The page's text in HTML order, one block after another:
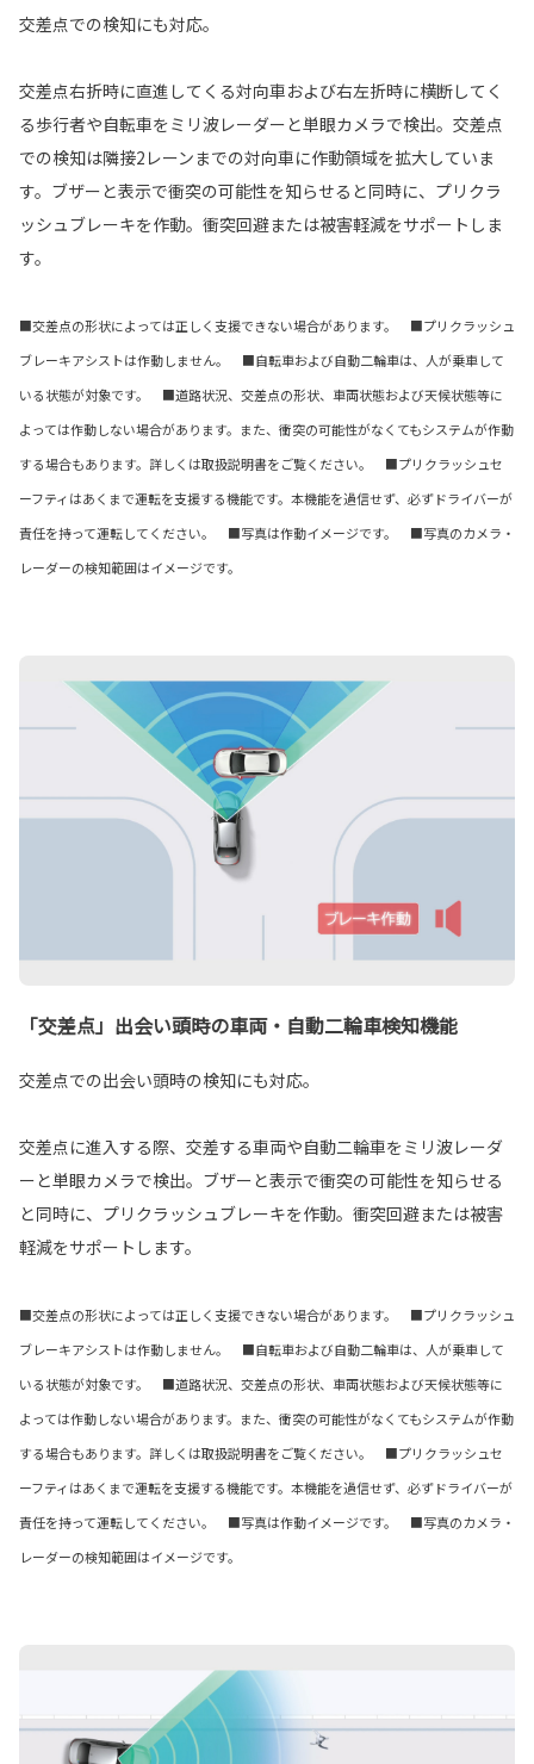
交差点での検知にも対応。
交差点右折時に直進してくる対向車および右左折時に横断してく
る歩行者や自転車をミリ波レーダーと単眼カメラで検出。交差点
での検知は隣接2レーンまでの対向車に作動領域を拡大していま
す。ブザーと表示で衝突の可能性を知らせると同時に、プリクラ
ッシュブレーキを作動。衝突回避または被害軽減をサポートしま
す。
■交差点の形状によっては正しく支援できない場合があります。 ■プリクラッシュ
ブレーキアシストは作動しません。 ■自転車および自動二輪車は、人が乗車して
いる状態が対象です。 ■道路状況、交差点の形状、車両状態および天候状態等に
よっては作動しない場合があります。また、衝突の可能性がなくてもシステムが作動
する場合もあります。詳しくは取扱説明書をご覧ください。 ■プリクラッシュセ
ーフティはあくまで運転を支援する機能です。本機能を過信せず、必ずドライバーが
責任を持って運転してください。 ■写真は作動イメージです。 ■写真のカメラ・
レーダーの検知範囲はイメージです。
「交差点」出会い頭時の車両・自動二輪車検知機能
交差点での出会い頭時の検知にも対応。
交差点に進入する際、交差する車両や自動二輪車をミリ波レーダ
ーと単眼カメラで検出。ブザーと表示で衝突の可能性を知らせる
と同時に、プリクラッシュブレーキを作動。衝突回避または被害
軽減をサポートします。
■交差点の形状によっては正しく支援できない場合があります。 ■プリクラッシュ
ブレーキアシストは作動しません。 ■自転車および自動二輪車は、人が乗車して
いる状態が対象です。 ■道路状況、交差点の形状、車両状態および天候状態等に
よっては作動しない場合があります。また、衝突の可能性がなくてもシステムが作動
する場合もあります。詳しくは取扱説明書をご覧ください。 ■プリクラッシュセ
ーフティはあくまで運転を支援する機能です。本機能を過信せず、必ずドライバーが
責任を持って運転してください。 ■写真は作動イメージです。 ■写真のカメラ・
レーダーの検知範囲はイメージです。